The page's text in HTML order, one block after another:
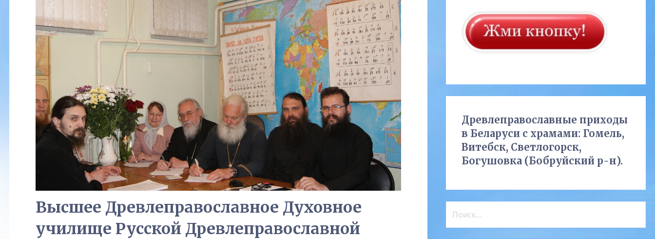
Высшее Древлеправославное Духовное
училище Русской Древлеправославной
Древлеправославные приходы
в Беларуси с храмами: Гомель,
Витебск, Светлогорск,
Богушовка (Бобруйский р-н).